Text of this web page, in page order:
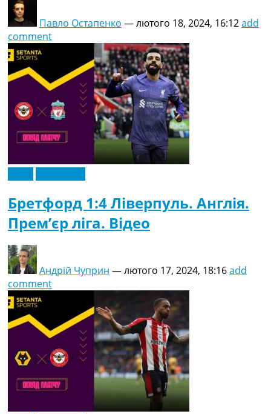
Павло Остапенко —лютого 18, 2024, 16:12add
comment
Бретфорд 1:4 Ліверпуль. Англія.
Прем’єр ліга. Відео
Андрій Чуприн —лютого 17, 2024, 18:16add
comment